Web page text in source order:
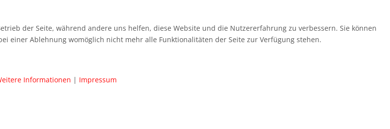
der Seite, während andere uns helfen, diese Website und die Nutzererfahrung zu verbessern. Sie können
einer Ablehnung womöglich nicht mehr alle Funktionalitäten der Seite zur Verfügung stehen.
Informationen | Impressum